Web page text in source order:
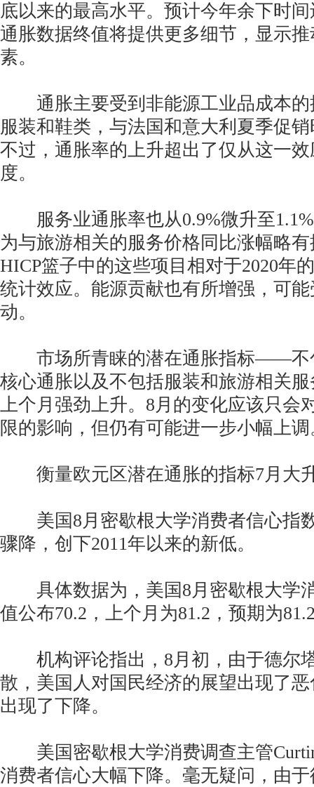
底以来的最高水平。预计今年余下时
通胀数据终值将提供更多细节，显示
素。
通胀主要受到非能源工业品成本的
服装和鞋类，与法国和意大利夏季促
不过，通胀率的上升超出了仅从这一
度。
服务业通胀率也从0.9%微升至
为与旅游相关的服务价格同比涨幅略
HICP篮子中的这些项目相对于2020年
统计效应。能源贡献也有所增强，可
动。
市场所青睐的潜在通胀指标——不
核心通胀以及不包括服装和旅游相关
上个月强劲上升。8月的变化应该只会
限的影响，但仍有可能进一步小幅上调
衡量欧元区潜在通胀的指标7月大
美国8月密歇根大学消费者信心指
骤降，创下2011年以来的新低。
具体数据为，美国8月密歇根大学
值公布70.2，上个月为81.2，预期为
机构评论指出，8月初，由于德尔
散，美国人对国民经济的展望出现了
出现了下降。
美国密歇根大学消费调查主管
消费者信心大幅下降。毫无疑问，由